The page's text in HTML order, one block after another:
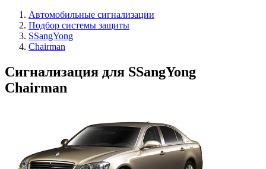
Автомобильные сигнализации
Подбор системы защиты
SSangYong
Chairman
Сигнализация для SSangYong
Chairman